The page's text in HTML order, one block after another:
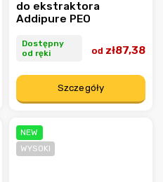
do ekstraktora
Addipure PEO
Dostępny
od ręki
od zł87,38
Szczegóły
NEW
WYSOKI